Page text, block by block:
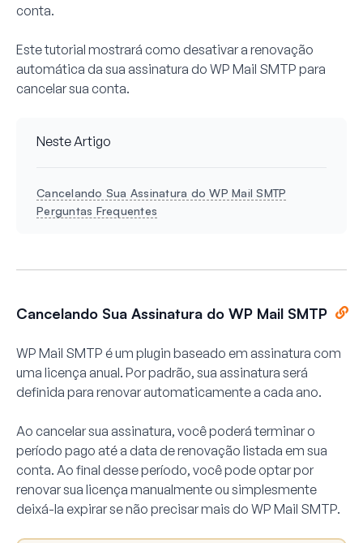
conta.
Este tutorial mostrará como desativar a renovação
automática da sua assinatura do WP Mail SMTP para
cancelar sua conta.
Neste Artigo
Cancelando Sua Assinatura do WP Mail SMTP
Perguntas Frequentes
Cancelando Sua Assinatura do WP Mail SMTP
WP Mail SMTP é um plugin baseado em assinatura com
uma licença anual. Por padrão, sua assinatura será
definida para renovar automaticamente a cada ano.
Ao cancelar sua assinatura, você poderá terminar o
período pago até a data de renovação listada em sua
conta. Ao final desse período, você pode optar por
renovar sua licença manualmente ou simplesmente
deixá-la expirar se não precisar mais do WP Mail SMTP.